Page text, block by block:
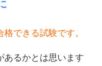
できる試験です。
あるかとは思います